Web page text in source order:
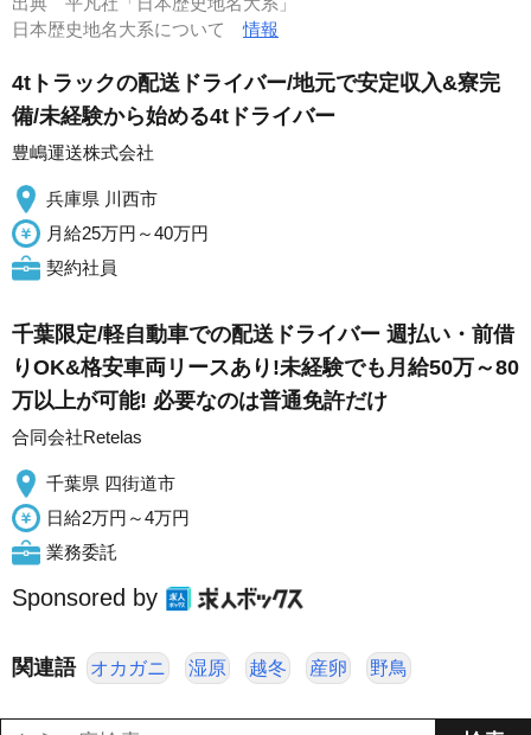
日本歴史地名大系について情報
4tトラックの配送ドライバー/地元で安定収入&寮完
備/未経験から始める4tドライバー
豊嶋運送株式会社
兵庫県 川西市
月給25万円～40万円
契約社員
千葉限定/軽自動車での配送ドライバー 週払い・前借
りOK&格安車両リースあり!未経験でも月給50万～80
万以上が可能! 必要なのは普通免許だけ
合同会社Retelas
千葉県 四街道市
日給2万円～4万円
業務委託
Sponsored by
関連語 オカガニ 湿原 越冬 産卵 野鳥